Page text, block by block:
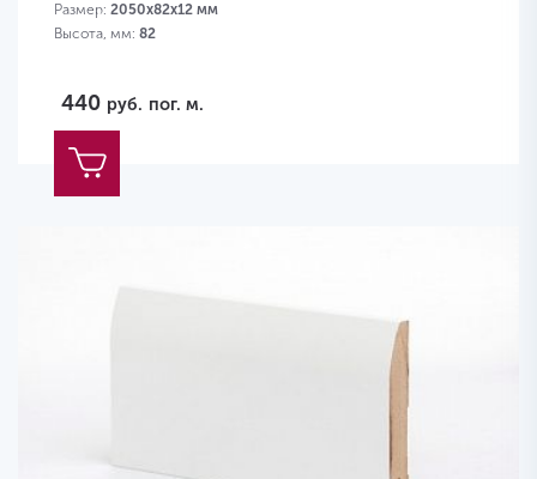
Размер: 2050х82х12 мм
Высота, мм: 82
440 руб. пог. м.